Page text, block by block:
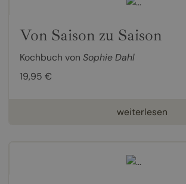
Von Saison zu Saison
Kochbuch von Sophie Dahl
19,95 €
weiterlesen